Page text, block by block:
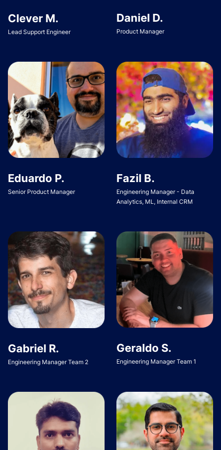
Clever M.
Lead Support Engineer
Daniel D.
Product Manager
Eduardo P.
Senior Product Manager
Fazil B.
Engineering Manager - Data
Analytics, ML, Internal CRM
Gabriel R.
Engineering Manager Team 2
Geraldo S.
Engineering Manager Team 1